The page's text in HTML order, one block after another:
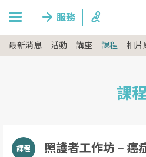
最新消息 活動 講座 課程 相片
課程
照護者工作坊 – 癌